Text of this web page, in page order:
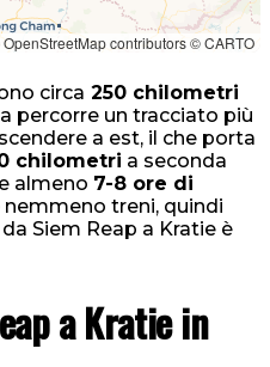
contributors © CARTO
circa 250 chilometri
percorre un tracciato più
a est, il che porta
chilometri a seconda
almeno 7-8 ore di
nemmeno treni, quindi
Siem Reap a Kratie è
a Kratie in